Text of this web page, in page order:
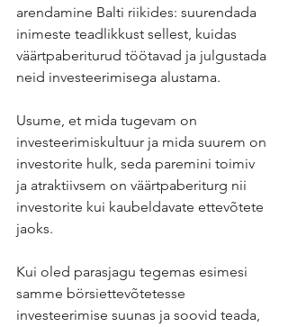
arendamine Balti riikides: suurendada
inimeste teadlikkust sellest, kuidas
väärtpaberiturud töötavad ja julgustada
neid investeerimisega alustama.
Usume, et mida tugevam on
investeerimiskultuur ja mida suurem on
investorite hulk, seda paremini toimiv
ja atraktiivsem on väärtpaberiturg nii
investorite kui kaubeldavate ettevõtete
jaoks.
Kui oled parasjagu tegemas esimesi
samme börsiettevõtetesse
investeerimise suunas ja soovid teada,